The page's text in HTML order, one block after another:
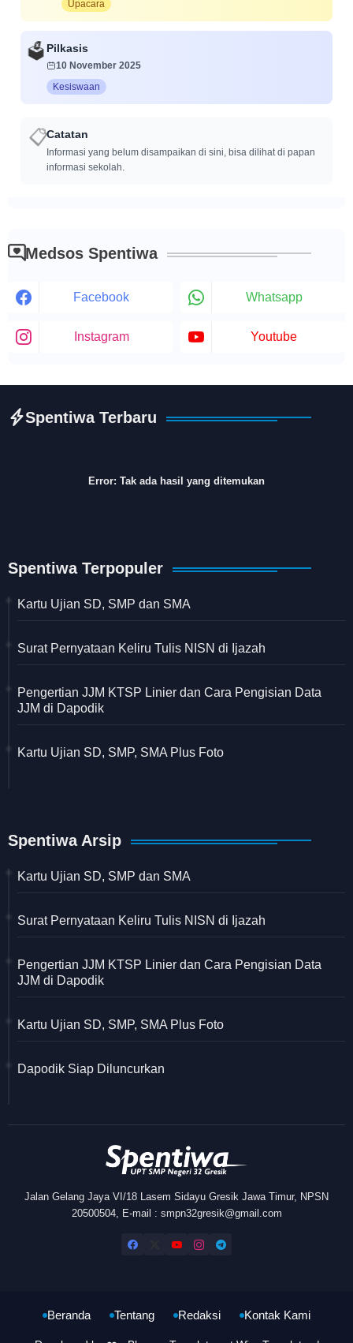
Upacara
🗳️ Pilkasis
10 November 2025
Kesiswaan
📋Catatan
Informasi yang belum disampaikan di sini, bisa dilihat di papan
informasi sekolah.
Medsos Spentiwa
Facebook Whatsapp
Instagram Youtube
Spentiwa Terbaru
Error: Tak ada hasil yang ditemukan
Spentiwa Terpopuler
Kartu Ujian SD, SMP dan SMA
Surat Pernyataan Keliru Tulis NISN di Ijazah
Pengertian JJM KTSP Linier dan Cara Pengisian Data
JJM di Dapodik
Kartu Ujian SD, SMP, SMA Plus Foto
Spentiwa Arsip
Kartu Ujian SD, SMP dan SMA
Surat Pernyataan Keliru Tulis NISN di Ijazah
Pengertian JJM KTSP Linier dan Cara Pengisian Data
JJM di Dapodik
Kartu Ujian SD, SMP, SMA Plus Foto
Dapodik Siap Diluncurkan
Jalan Gelang Jaya VI/18 Lasem Sidayu Gresik Jawa Timur, NPSN
20500504, E-mail : smpn32gresik@gmail.com
Beranda Tentang Redaksi Kontak Kami